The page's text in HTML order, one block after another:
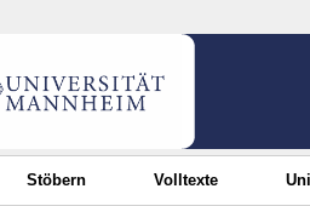
Stöbern Volltexte